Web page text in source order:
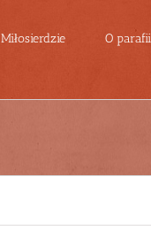
Miłosierdzie O parafii